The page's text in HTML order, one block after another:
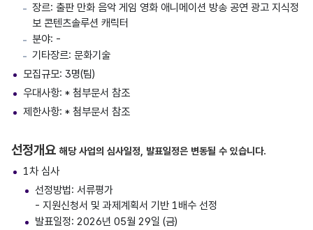
장르: 출판 만화 음악 게임 영화 애니메이션 방송 공연 광고 지식정
보 콘텐츠솔루션 캐릭터
분야: -
기타장르: 문화기술
모집규모: 3명(팀)
우대사항: * 첨부문서 참조
제한사항: * 첨부문서 참조
선정개요 해당 사업의 심사일정, 발표일정은 변동될 수 있습니다.
1차 심사
선정방법: 서류평가
- 지원신청서 및 과제계획서 기반 1배수 선정
발표일정: 2026년 05월 29일 (금)